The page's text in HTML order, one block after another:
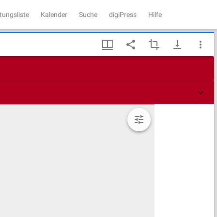
Kalender Suche digiPress Hilfe